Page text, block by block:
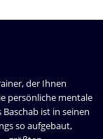
der Ihnen
persönliche mentale
ist in seinen
so aufgebaut,